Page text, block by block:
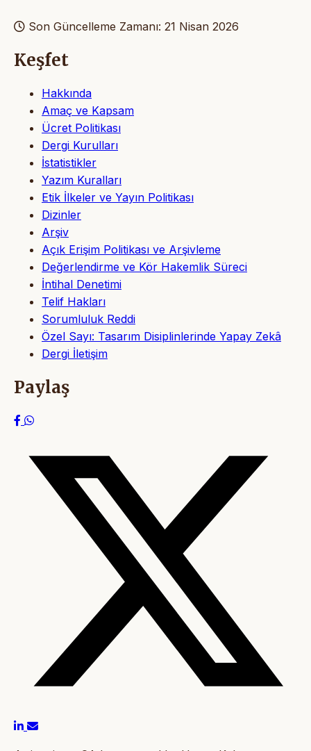
Son Güncelleme Zamanı: 21 Nisan 2026
Keşfet
Hakkında
Amaç ve Kapsam
Ücret Politikası
Dergi Kurulları
İstatistikler
Yazım Kuralları
Etik İlkeler ve Yayın Politikası
Dizinler
Arşiv
Açık Erişim Politikası ve Arşivleme
Değerlendirme ve Kör Hakemlik Süreci
İntihal Denetimi
Telif Hakları
Sorumluluk Reddi
Özel Sayı: Tasarım Disiplinlerinde Yapay Zekâ
Dergi İletişim
Paylaş